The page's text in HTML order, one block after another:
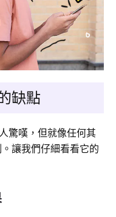
缺點
驚嘆，但就像任何其
讓我們仔細看看它的